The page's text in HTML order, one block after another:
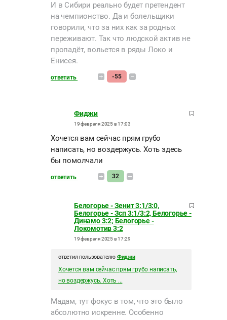
И в Сибири реально будет претендент
на чемпионство. Да и болельщики
говорили, что за них как за родных
переживают. Так что людской актив не
пропадёт, вольется в ряды Локо и
Енисея.
ответить -55
Фиджи
19 февраля 2025 в 17:03
Хочется вам сейчас прям грубо
написать, но воздержусь. Хоть здесь
бы помолчали
ответить 32
Белогорье - Зенит 3:1/3:0,
Белогорье - Зсп 3:1/3:2, Белогорье -
Динамо 3:2; Белогорье -
Локомотив 3:2
19 февраля 2025 в 17:29
ответил пользователю Фиджи
Хочется вам сейчас прям грубо написать,
но воздержусь. Хоть ...
Мадам, тут фокус в том, что это было
абсолютно искренне. Особенно